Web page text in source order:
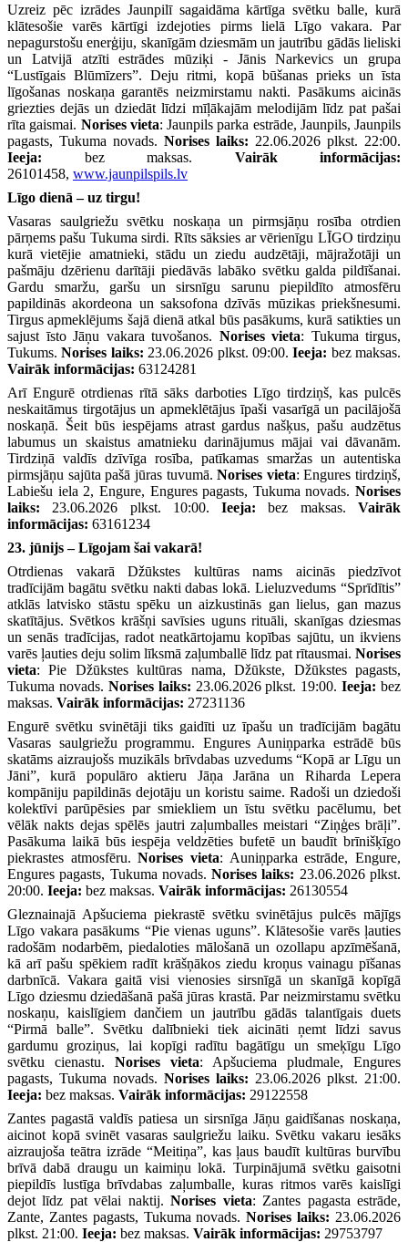
Uzreiz pēc izrādes Jaunpilī sagaidāma kārtīga svētku balle, kurā
klātesošie varēs kārtīgi izdejoties pirms lielā Līgo vakara. Par
nepagurstošu enerģiju, skanīgām dziesmām un jautrību gādās lieliski
un Latvijā atzīti estrādes mūziķi - Jānis Narkevics un grupa
“Lustīgais Blūmīzers”. Deju ritmi, kopā būšanas prieks un īsta
līgošanas noskaņa garantēs neizmirstamu nakti. Pasākums aicinās
griezties dejās un dziedāt līdzi mīļākajām melodijām līdz pat pašai
rīta gaismai. Norises vieta: Jaunpils parka estrāde, Jaunpils, Jaunpils
pagasts, Tukuma novads. Norises laiks: 22.06.2026 plkst. 22:00.
Ieeja: bez maksas. Vairāk informācijas:
26101458, www.jaunpilspils.lv
Līgo dienā – uz tirgu!
Vasaras saulgriežu svētku noskaņa un pirmsjāņu rosība otrdien
pārņems pašu Tukuma sirdi. Rīts sāksies ar vērienīgu LĪGO tirdziņu
kurā vietējie amatnieki, stādu un ziedu audzētāji, mājražotāji un
pašmāju dzērienu darītāji piedāvās labāko svētku galda pildīšanai.
Gardu smaržu, garšu un sirsnīgu sarunu piepildīto atmosfēru
papildinās akordeona un saksofona dzīvās mūzikas priekšnesumi.
Tirgus apmeklējums šajā dienā atkal būs pasākums, kurā satikties un
sajust īsto Jāņu vakara tuvošanos. Norises vieta: Tukuma tirgus,
Tukums.Norises laiks: 23.06.2026 plkst. 09:00.Ieeja: bez maksas.
Vairāk informācijas: 63124281
Arī Engurē otrdienas rītā sāks darboties Līgo tirdziņš, kas pulcēs
neskaitāmus tirgotājus un apmeklētājus īpaši vasarīgā un pacilājošā
noskaņā. Šeit būs iespējams atrast gardus našķus, pašu audzētus
labumus un skaistus amatnieku darinājumus mājai vai dāvanām.
Tirdziņā valdīs dzīvīga rosība, patīkamas smaržas un autentiska
pirmsjāņu sajūta pašā jūras tuvumā.Norises vieta: Engures tirdziņš,
Labiešu iela 2, Engure, Engures pagasts, Tukuma novads. Norises
laiks: 23.06.2026 plkst. 10:00.Ieeja: bez maksas.Vairāk
informācijas: 63161234
23. jūnijs – Līgojam šai vakarā!
Otrdienas vakarā Džūkstes kultūras nams aicinās piedzīvot
tradīcijām bagātu svētku nakti dabas lokā. Lieluzvedums “Sprīdītis”
atklās latvisko stāstu spēku un aizkustinās gan lielus, gan mazus
skatītājus. Svētkos krāšņi savīsies uguns rituāli, skanīgas dziesmas
un senās tradīcijas, radot neatkārtojamu kopības sajūtu, un ikviens
varēs ļauties deju solim līksmā zaļumballē līdz pat rītausmai. Norises
vieta: Pie Džūkstes kultūras nama, Džūkste, Džūkstes pagasts,
Tukuma novads. Norises laiks: 23.06.2026 plkst. 19:00.Ieeja: bez
maksas. Vairāk informācijas: 27231136
Engurē svētku svinētāji tiks gaidīti uz īpašu un tradīcijām bagātu
Vasaras saulgriežu programmu. Engures Auniņparka estrādē būs
skatāms aizraujošs muzikāls brīvdabas uzvedums “Kopā ar Līgu un
Jāni”, kurā populāro aktieru Jāņa Jarāna un Riharda Lepera
kompāniju papildinās dejotāju un koristu saime. Radoši un dziedoši
kolektīvi parūpēsies par smiekliem un īstu svētku pacēlumu, bet
vēlāk nakts dejas spēlēs jautri zaļumballes meistari “Ziņģes brāļi”.
Pasākuma laikā būs iespēja veldzēties bufetē un baudīt brīnišķīgo
piekrastes atmosfēru.Norises vieta: Auniņparka estrāde, Engure,
Engures pagasts, Tukuma novads.Norises laiks: 23.06.2026 plkst.
20:00. Ieeja: bez maksas. Vairāk informācijas: 26130554
Gleznainajā Apšuciema piekrastē svētku svinētājus pulcēs mājīgs
Līgo vakara pasākums “Pie vienas uguns”. Klātesošie varēs ļauties
radošām nodarbēm, piedaloties mālošanā un ozollapu apzīmēšanā,
kā arī pašu spēkiem radīt krāšņākos ziedu kroņus vainagu pīšanas
darbnīcā. Vakara gaitā visi vienosies sirsnīgā un skanīgā kopīgā
Līgo dziesmu dziedāšanā pašā jūras krastā. Par neizmirstamu svētku
noskaņu, kaislīgiem dančiem un jautrību gādās talantīgais duets
“Pirmā balle”. Svētku dalībnieki tiek aicināti ņemt līdzi savus
gardumu groziņus, lai kopīgi radītu bagātīgu un smeķīgu Līgo
svētku cienastu. Norises vieta: Apšuciema pludmale, Engures
pagasts, Tukuma novads. Norises laiks: 23.06.2026 plkst. 21:00.
Ieeja: bez maksas. Vairāk informācijas: 29122558
Zantes pagastā valdīs patiesa un sirsnīga Jāņu gaidīšanas noskaņa,
aicinot kopā svinēt vasaras saulgriežu laiku. Svētku vakaru iesāks
aizraujoša teātra izrāde “Meitiņa”, kas ļaus baudīt kultūras burvību
brīvā dabā draugu un kaimiņu lokā. Turpinājumā svētku gaisotni
piepildīs lustīga brīvdabas zaļumballe, kuras ritmos varēs kaislīgi
dejot līdz pat vēlai naktij.Norises vieta: Zantes pagasta estrāde,
Zante, Zantes pagasts, Tukuma novads.Norises laiks: 23.06.2026
plkst. 21:00. Ieeja: bez maksas. Vairāk informācijas: 29753797